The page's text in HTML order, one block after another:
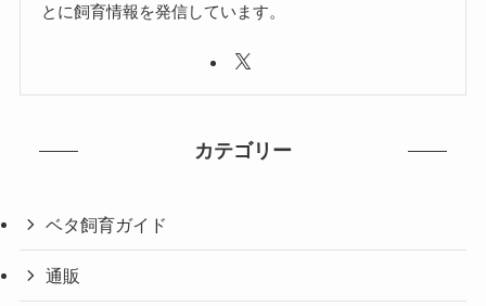
とに飼育情報を発信しています。
カテゴリー
ベタ飼育ガイド
通販